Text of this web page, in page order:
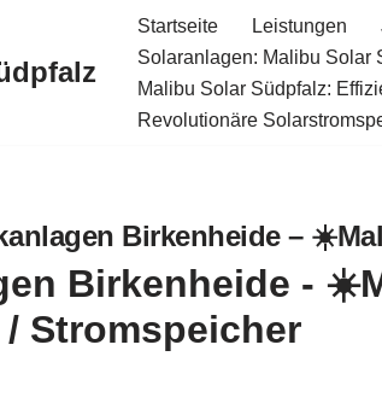
Startseite Leistungen
Solaranlagen: Malibu Solar
Malibu Solar Südpfalz:
Revolutionäre
Birkenheide –